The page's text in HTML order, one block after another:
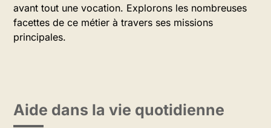
avant tout une vocation. Explorons les nombreuses
facettes de ce métier à travers ses missions
principales.
Aide dans la vie quotidienne